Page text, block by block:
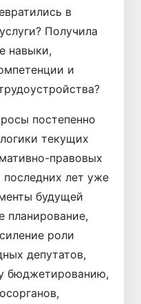
в
Получила
навыки,
и
постепенно
текущих
правовых
последних лет уже
будущей
планирование,
роли
депутатов,
бюджетированию,